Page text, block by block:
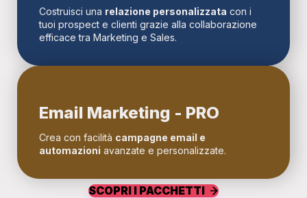
Costruisci una relazione personalizzata con i
tuoi prospect e clienti grazie alla collaborazione
efficace tra Marketing e Sales.
Email Marketing - PRO
Crea con facilità campagne email e
automazioni avanzate e personalizzate.
SCOPRI I PACCHETTI